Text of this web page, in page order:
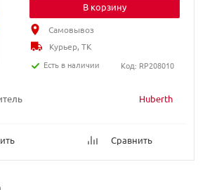
Huberth
Сравнить
В корзину
Самовывоз
Курьер, ТК
Есть в наличии
Код: RP208010